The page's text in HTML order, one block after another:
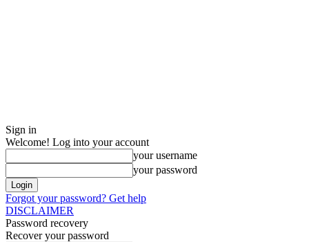
Sign in
Welcome! Log into your account
your username
your password
Forgot your password? Get help
DISCLAIMER
Password recovery
Recover your password